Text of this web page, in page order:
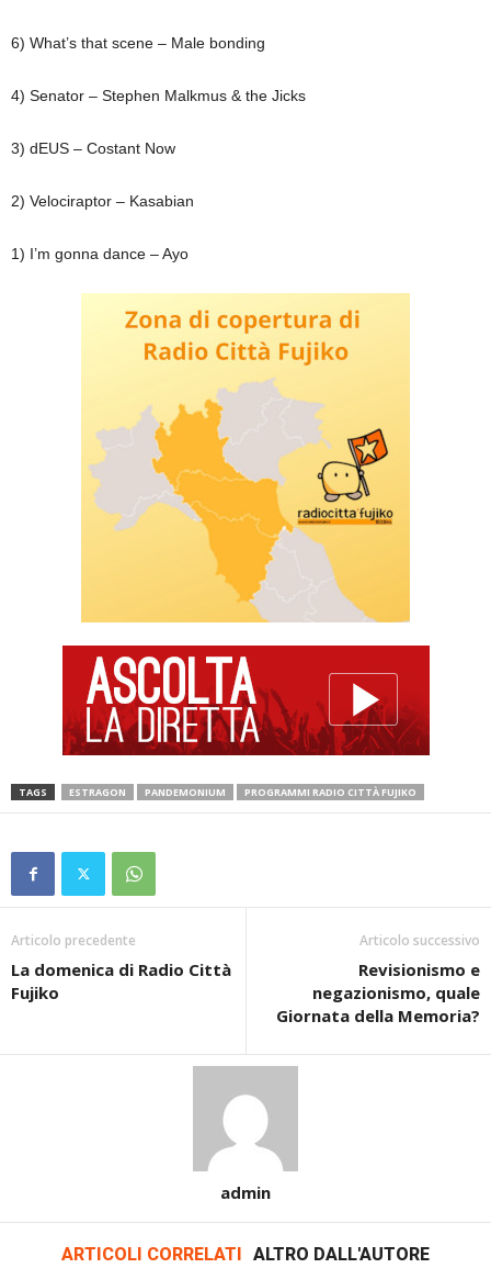
6) What’s that scene – Male bonding
4) Senator – Stephen Malkmus & the Jicks
3) dEUS – Costant Now
2) Velociraptor – Kasabian
1) I’m gonna dance – Ayo
TAGS ESTRAGON PANDEMONIUM PROGRAMMI RADIO CITTÀ FUJIKO
Articolo precedente
La domenica di Radio Città
Fujiko
Articolo successivo
Revisionismo e
negazionismo, quale
Giornata della Memoria?
admin
ARTICOLI CORRELATI ALTRO DALL'AUTORE